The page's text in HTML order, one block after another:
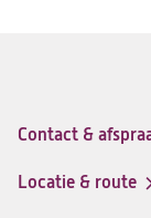
menu
Contact &
Locatie & route